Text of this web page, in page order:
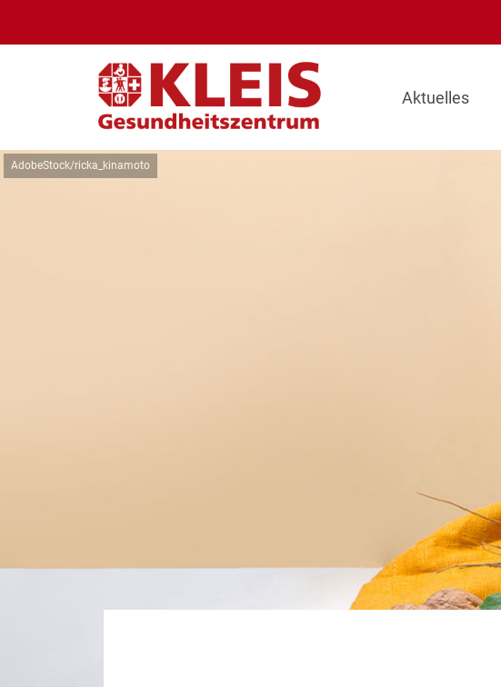
Aktuelles
AdobeStock/ricka_kinamoto